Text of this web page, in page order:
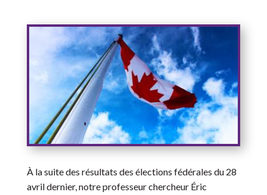
À la suite des résultats des élections fédérales du 28
avril dernier, notre professeur chercheur Éric